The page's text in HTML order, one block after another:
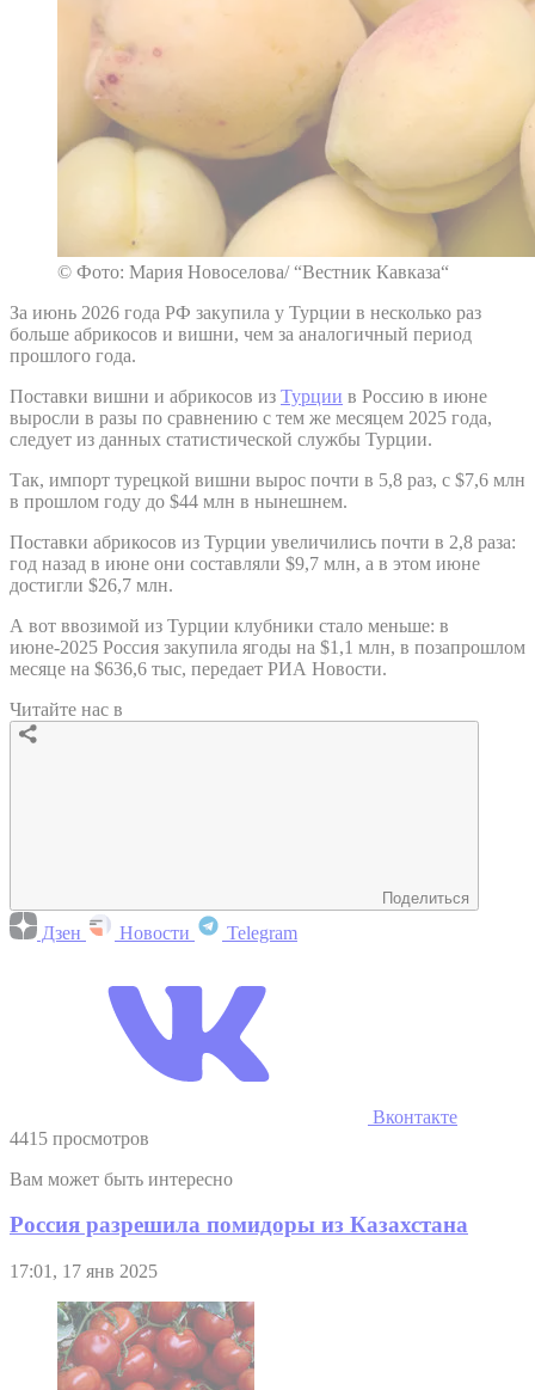
© Фото: Мария Новоселова/ “Вестник Кавказа“
За июнь 2026 года РФ закупила у Турции в несколько раз
больше абрикосов и вишни, чем за аналогичный период
прошлого года.
Поставки вишни и абрикосов из Турции в Россию в июне
выросли в разы по сравнению с тем же месяцем 2025 года,
следует из данных статистической службы Турции.
Так, импорт турецкой вишни вырос почти в 5,8 раз, с $7,6 млн
в прошлом году до $44 млн в нынешнем.
Поставки абрикосов из Турции увеличились почти в 2,8 раза:
год назад в июне они составляли $9,7 млн, а в этом июне
достигли $26,7 млн.
А вот ввозимой из Турции клубники стало меньше: в
июне-2025 Россия закупила ягоды на $1,1 млн, в позапрошлом
месяце на $636,6 тыс, передает РИА Новости.
Читайте нас в
Поделиться
Дзен Новости Telegram
Вконтакте
4415 просмотров
Вам может быть интересно
Россия разрешила помидоры из Казахстана
17:01, 17 янв 2025